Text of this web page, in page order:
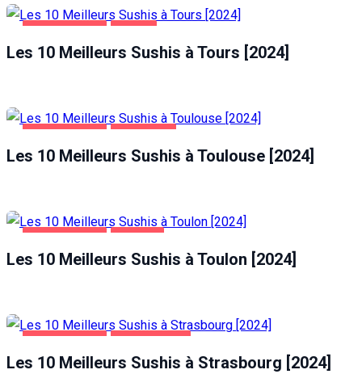
Les 10 Meilleurs Sushis à Tours [2024]
Les 10 Meilleurs Sushis à Toulouse [2024]
Les 10 Meilleurs Sushis à Toulon [2024]
Les 10 Meilleurs Sushis à Strasbourg [2024]